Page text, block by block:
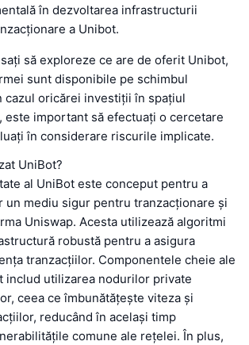
în dezvoltarea infrastructurii
a Unibot.
să exploreze ce are de oferit Unibot,
sunt disponibile pe schimbul
cazul oricărei investiții în spațiul
este important să efectuați o cercetare
în considerare riscurile implicate.
UniBot?
al UniBot este conceput pentru a
mediu sigur pentru tranzacționare și
Uniswap. Acesta utilizează algoritmi
robustă pentru a asigura
tranzacțiilor. Componentele cheie ale
includ utilizarea nodurilor private
ceea ce îmbunătățește viteza și
reducând în același timp
comune ale rețelei. În plus,